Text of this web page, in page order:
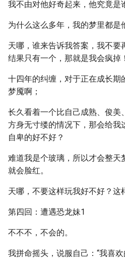
我不由对他好奇起来，他究竟是
为什么这么多年，我的梦里都是
天哪，谁来告诉我答案，我不要
结果只有一个，那就是我会疯掉！
十四年的纠缠，对于正在成长期
梦魇啊；
长久看着一个比自己成熟、俊美
方身无寸缕的情况下，那会给我
自卑的好不好？
难道我是个玻璃，所以才会整天
就会脸红。
天哪，不要这样玩我好不好？这
第四回：遭遇恐龙妹1
不不不，不会的。
我拼命摇头，说服自己：“我喜